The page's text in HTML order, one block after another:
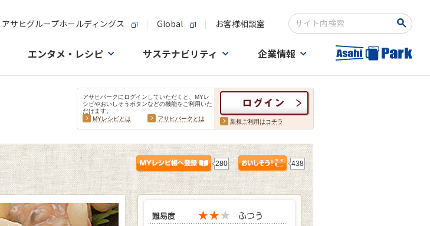
アサヒグループホールディングス Global お客様相談室
検索キーワード入力
エンタメ・レシピ サステナビリティ 企業情報
アサヒパークにログインしていただくと、MYレ
シピやおいしそうボタンなどの機能をご利用いた
だけます。
MYレシピとは
アサヒパークとは 新規ご利用はコチラ
280 438